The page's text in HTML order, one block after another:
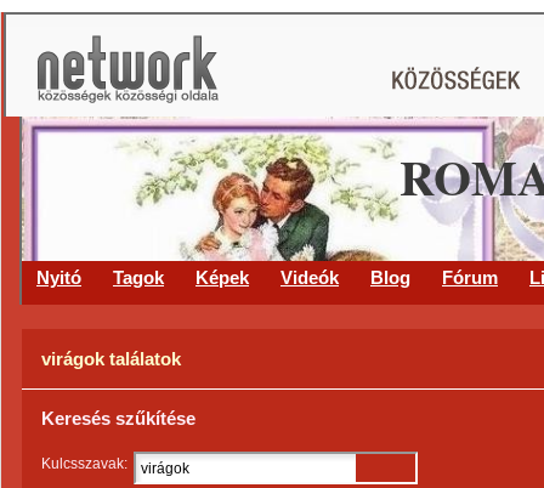
Nyitó Tagok Képek Videók Blog Fórum
virágok találatok
Keresés szűkítése
Kulcsszavak: